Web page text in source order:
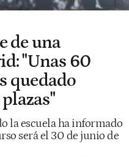
de una
"Unas 60
quedado
la escuela ha informado
será el 30 de junio de